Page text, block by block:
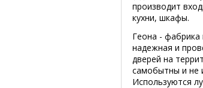
производит
кухни, шкафы.
Геона - фабрика
надежная и
дверей на
самобытны и не
Используются